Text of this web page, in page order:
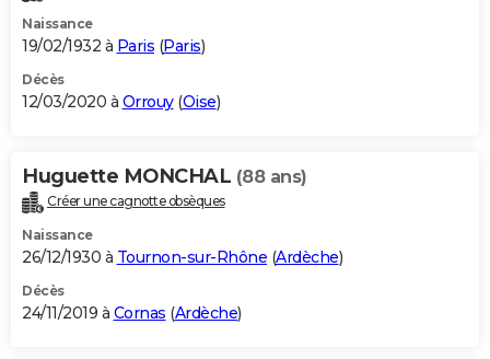
Naissance
19/02/1932 à Paris (Paris)
Décès
12/03/2020 à Orrouy(Oise)
Huguette MONCHAL (88 ans)
Créer une cagnotte obsèques
Naissance
26/12/1930 à Tournon-sur-Rhône (Ardèche)
Décès
24/11/2019 à Cornas (Ardèche)